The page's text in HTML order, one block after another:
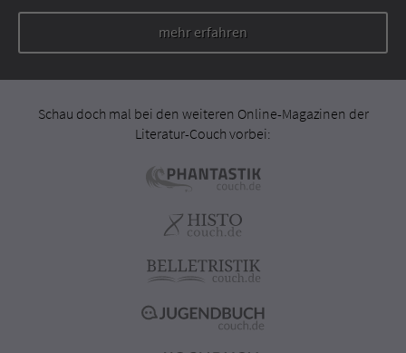
mehr erfahren
Schau doch mal bei den weiteren Online-Magazinen der
Literatur-Couch vorbei: